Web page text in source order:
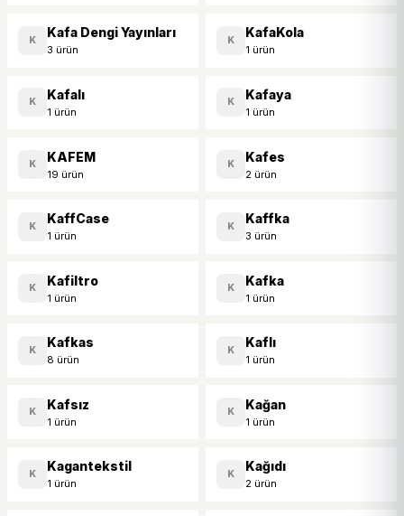
K Kafa Dengi Yayınları
3 ürün
K KafaKola
1 ürün
K Kafalı
1 ürün
K Kafaya
1 ürün
K KAFEM
19 ürün
K Kafes
2 ürün
K KaffCase
1 ürün
K Kaffka
3 ürün
K Kafiltro
1 ürün
K Kafka
1 ürün
K Kafkas
8 ürün
K Kaflı
1 ürün
K Kafsız
1 ürün
K Kağan
1 ürün
K Kagantekstil
1 ürün
K Kağıdı
2 ürün